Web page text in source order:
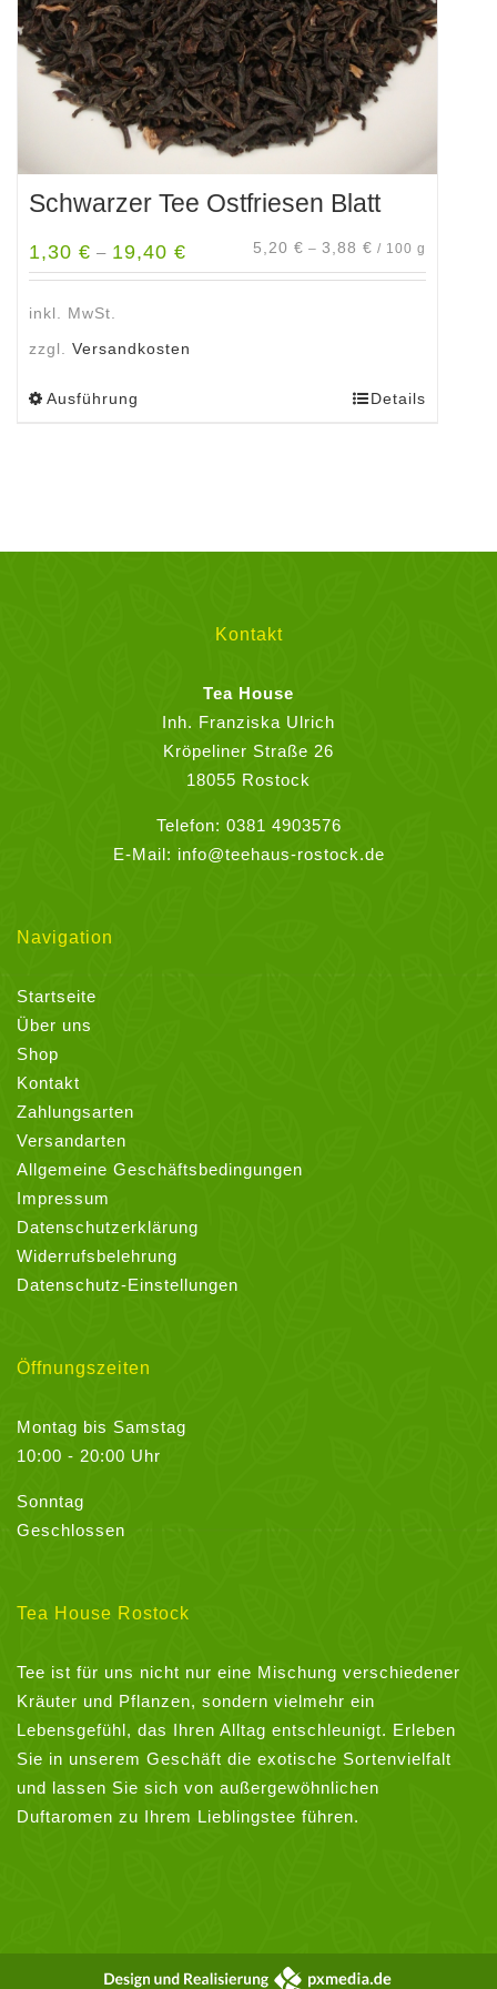
Produktseite
gewählt
werden
Schwarzer Tee Ostfriesen Blatt
1,30 € – 19,40 € 5,20 € – 3,88 € / 100 g
inkl. MwSt.
zzgl. Versandkosten
Ausführung
Produktseite
gewählt
werden
Details
Kontakt
Tea House
Inh. Franziska Ulrich
Kröpeliner Straße 26
18055 Rostock
Telefon: 0381 4903576
E-Mail: info@teehaus-rostock.de
Navigation
Startseite
Über uns
Shop
Kontakt
Zahlungsarten
Versandarten
Allgemeine Geschäftsbedingungen
Impressum
Datenschutzerklärung
Widerrufsbelehrung
Datenschutz-Einstellungen
Öffnungszeiten
Montag bis Samstag
10:00 - 20:00 Uhr
Sonntag
Geschlossen
Tea House Rostock
Tee ist für uns nicht nur eine Mischung verschiedener
Kräuter und Pflanzen, sondern vielmehr ein
Lebensgefühl, das Ihren Alltag entschleunigt. Erleben
Sie in unserem Geschäft die exotische Sortenvielfalt
und lassen Sie sich von außergewöhnlichen
Duftaromen zu Ihrem Lieblingstee führen.